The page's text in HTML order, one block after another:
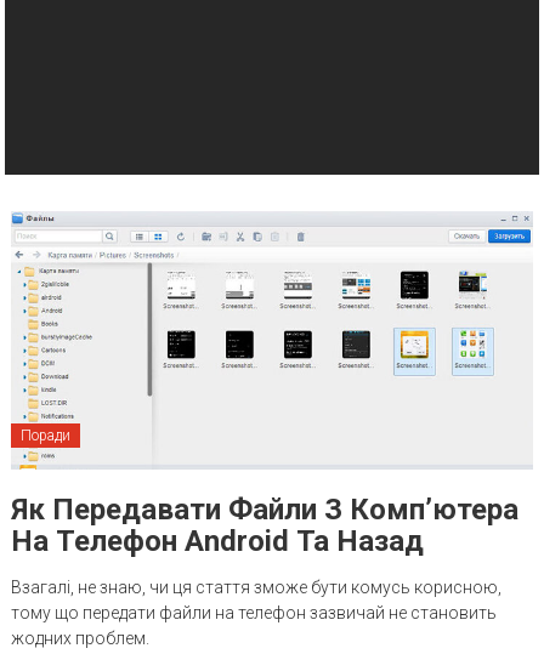
Поради
Як Передавати Файли З Комп’ютера
На Телефон Android Та Назад
Взагалі, не знаю, чи ця стаття зможе бути комусь корисною,
тому що передати файли на телефон зазвичай не становить
жодних проблем.